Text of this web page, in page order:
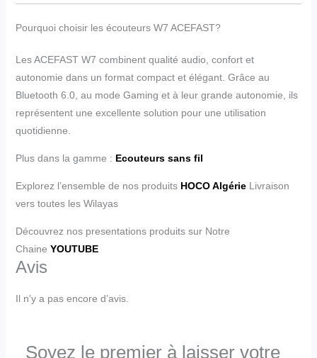
Pourquoi choisir les écouteurs W7 ACEFAST?
Les ACEFAST W7 combinent qualité audio, confort et
autonomie dans un format compact et élégant. Grâce au
Bluetooth 6.0, au mode Gaming et à leur grande autonomie, ils
représentent une excellente solution pour une utilisation
quotidienne.
Plus dans la gamme : Ecouteurs sans fil
Explorez l’ensemble de nos produits HOCO Algérie Livraison
vers toutes les Wilayas
Découvrez nos presentations produits sur Notre
Chaine YOUTUBE
Avis
Il n’y a pas encore d’avis.
Soyez le premier à laisser votre